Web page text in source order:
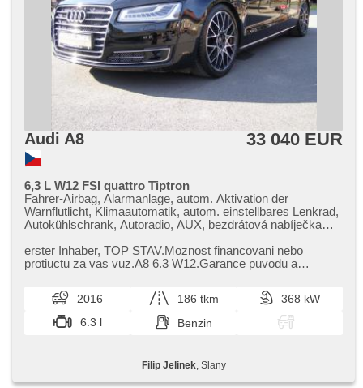
Audi A8 33 040 EUR
6,3 L W12 FSI quattro Tiptron
Fahrer-Airbag, Alarmanlage, autom. Aktivation der
Warnflutlicht, Klimaautomatik, autom. einstellbares Lenkrad,
Autokühlschrank, Autoradio, AUX, bezdrátová nabíječka
Wechsler, CD-Spieler, Zentralverriegelung mit
Funkfernbedienung, Zentralverriegelung, 4-Zonen
Holzverkleidung, DVD-Player, El. Seitenscheiben, El.
einstellbare Sitze, El. Klappspiegel, El. Deckel des
Kofferraums, El. Spiegel, hands free, head-up display,
Wegfahrsperre, Klimaablage, LED denní svícení,
Telefon, Getönte Scheiben, USB, beheizte Sitze,
höheneinstellbare Sitze, Heck LED Leuchte
erster Inhaber,​ TOP STAV.Moznost financovani nebo
protiuctu za vas vuz.A8 6.3 W12.Garance puvodu a
2016 186 tkm
368 kW
6.3 l
Benzin
Filip Jelinek, Slany